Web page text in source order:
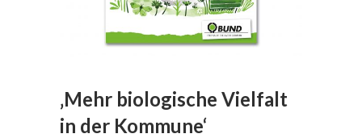
‚Mehr biologische Vielfalt
in der Kommune‘